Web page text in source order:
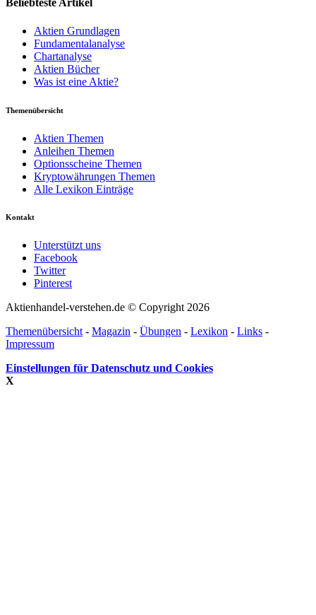
Beliebteste Artikel
Aktien Grundlagen
Fundamentalanalyse
Chartanalyse
Aktien Bücher
Was ist eine Aktie?
Themenübersicht
Aktien Themen
Anleihen Themen
Optionsscheine Themen
Kryptowährungen Themen
Alle Lexikon Einträge
Kontakt
Unterstützt uns
Facebook
Twitter
Pinterest
Aktienhandel-verstehen.de © Copyright 2026
Themenübersicht- Magazin - Übungen - Lexikon - Links -
Impressum
Einstellungen für Datenschutz und Cookies
X